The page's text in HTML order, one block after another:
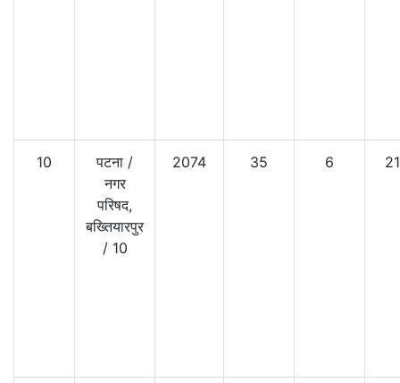
10 पटना /
नगर
परिषद,
बख्तियारपुर
/ 10
2074 35 6